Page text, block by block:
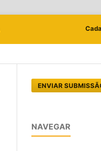
ENVIAR
NAVEGAR